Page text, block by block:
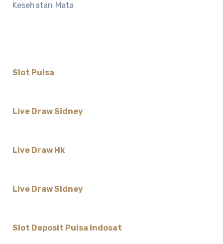
Kesehatan Mata
Slot Pulsa
Live Draw Sidney
Live Draw Hk
Live Draw Sidney
Slot Deposit Pulsa Indosat